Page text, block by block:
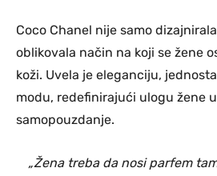
Coco Chanel nije samo
oblikovala način na koji se žene
koži. Uvela je eleganciju,
modu, redefinirajući ulogu žene
samopouzdanje.
„Žena treba da nosi parfem